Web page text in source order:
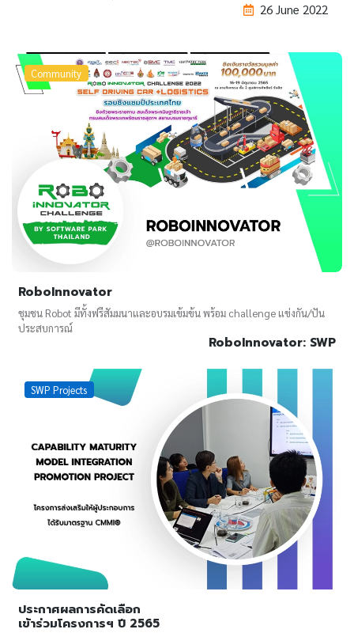
26 June 2022
Community
RoboInnovator
ชุมชน Robot มีทั้งฟรีสัมมนาและอบรมเข้มข้น พร้อม challenge แข่งกัน/ปัน
ประสบการณ์
RoboInnovator: SWP
SWP Projects
ประกาศผลการคัดเลือก
เข้าร่วมโครงการฯ ปี 2565